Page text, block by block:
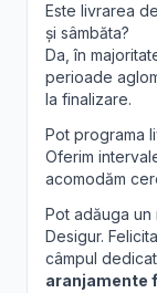
Este livrarea
și sâmbăta?
Da, în
perioade
la finalizare.
Pot programa
Oferim
acomodăm
Pot adăuga un
Desigur.
câmpul
aranjamente